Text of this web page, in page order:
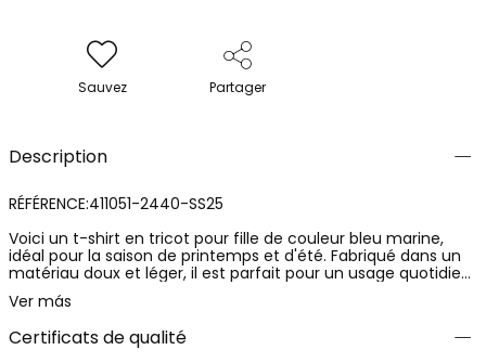
Sauvez Partager
Description
RÉFÉRENCE:411051-2440-SS25
Voici un t-shirt en tricot pour fille de couleur bleu marine,
idéal pour la saison de printemps et d'été. Fabriqué dans un
matériau doux et léger, il est parfait pour un usage quotidien.
Le t-shirt présente un design amusant avec un texte
accrocheur et des détails floraux. Il est disponible en tailles
pour les filles entre 4 et 16 ans. Sa coupe confortable permet
une liberté de mouvement, étant idéal pour les activités
Ver más
Certificats de qualité